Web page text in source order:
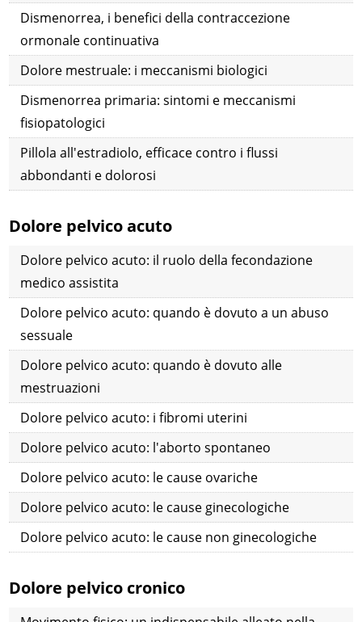
Dismenorrea, i benefici della contraccezione
ormonale continuativa
Dolore mestruale: i meccanismi biologici
Dismenorrea primaria: sintomi e meccanismi
fisiopatologici
Pillola all'estradiolo, efficace contro i flussi
abbondanti e dolorosi
Dolore pelvico acuto
Dolore pelvico acuto: il ruolo della fecondazione
medico assistita
Dolore pelvico acuto: quando è dovuto a un abuso
sessuale
Dolore pelvico acuto: quando è dovuto alle
mestruazioni
Dolore pelvico acuto: i fibromi uterini
Dolore pelvico acuto: l'aborto spontaneo
Dolore pelvico acuto: le cause ovariche
Dolore pelvico acuto: le cause ginecologiche
Dolore pelvico acuto: le cause non ginecologiche
Dolore pelvico cronico